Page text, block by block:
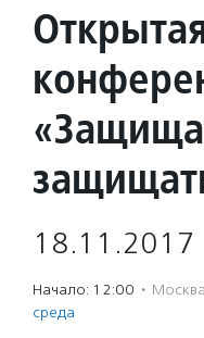
18.11.2017
Начало: 12:00 · Москва
среда